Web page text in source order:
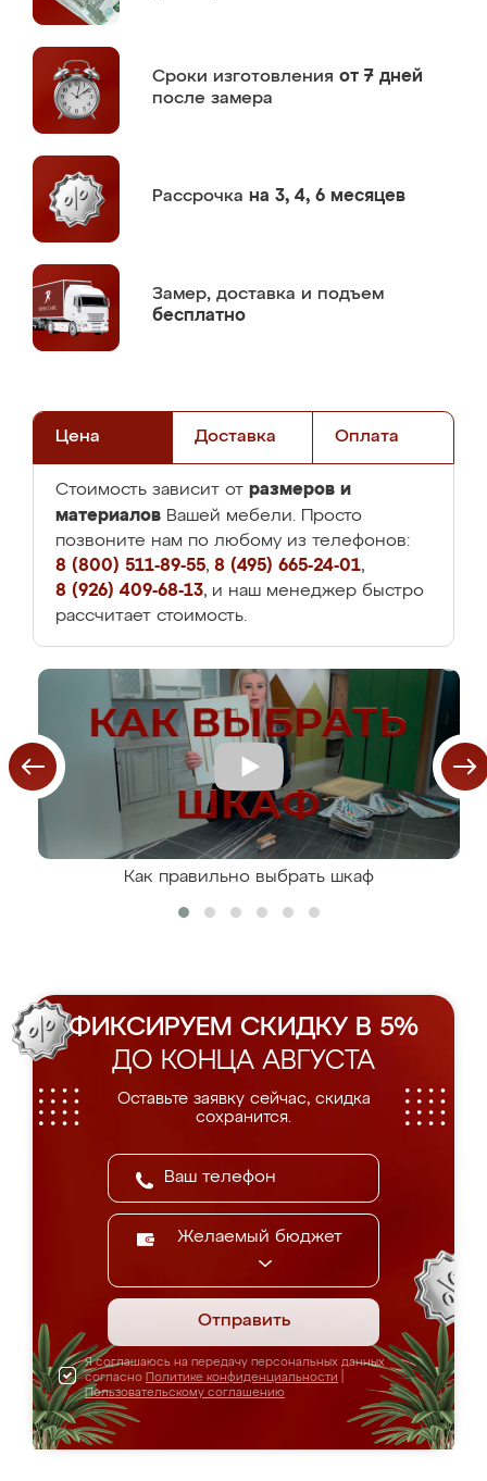
Сроки изготовления от 7 дней
после замера
Рассрочка на 3, 4, 6 месяцев
Замер, доставка и подъем
бесплатно
Цена Доставка Оплата
Стоимость зависит от размеров и
материалов Вашей мебели. Просто
позвоните нам по любому из телефонов:
8 (800) 511-89-55, 8 (495) 665-24-01,
8 (926) 409-68-13, и наш менеджер быстро
рассчитает стоимость.
Как правильно выбрать шкаф
ФИКСИРУЕМ СКИДКУ В 5%
ДО КОНЦА АВГУСТА
Оставьте заявку сейчас, скидка
сохранится.
Желаемый бюджет
Отправить
Я соглашаюсь на передачу персональных данных
согласно Политике конфиденциальности
Пользовательскому соглашению